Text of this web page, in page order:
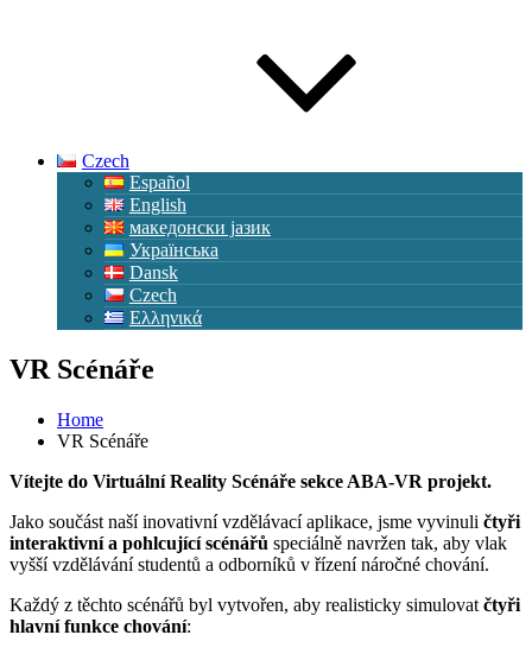
Czech
Español
English
македонски јазик
Українська
Dansk
Czech
Ελληνικά
VR Scénáře
Home
VR Scénáře
Vítejte do Virtuální Reality Scénáře sekce ABA-VR projekt.
Jako součást naší inovativní vzdělávací aplikace, jsme vyvinuli čtyři
interaktivní a pohlcující scénářů speciálně navržen tak, aby vlak
vyšší vzdělávání studentů a odborníků v řízení náročné chování.
Každý z těchto scénářů byl vytvořen, aby realisticky simulovat čtyři
hlavní funkce chování: